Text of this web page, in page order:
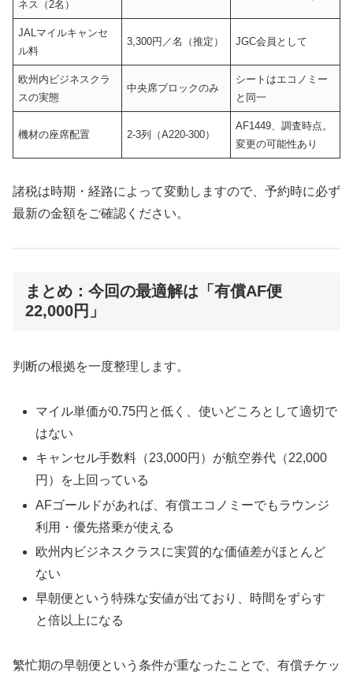
ネス（2名）
JALマイルキャンセ
ル料
3,300円／名（推定） JGC会員として
欧州内ビジネスクラ
スの実態
中央席ブロックのみ
シートはエコノミー
と同一
機材の座席配置 2-3列（A220-300）
AF1449、調査時点。
変更の可能性あり
諸税は時期・経路によって変動しますので、予約時に必ず
最新の金額をご確認ください。
まとめ：今回の最適解は「有償AF便
22,000円」
判断の根拠を一度整理します。
マイル単価が0.75円と低く、使いどころとして適切で
はない
キャンセル手数料（23,000円）が航空券代（22,000
円）を上回っている
AFゴールドがあれば、有償エコノミーでもラウンジ
利用・優先搭乗が使える
欧州内ビジネスクラスに実質的な価値差がほとんど
ない
早朝便という特殊な安値が出ており、時間をずらす
と倍以上になる
繁忙期の早朝便という条件が重なったことで、有償チケッ